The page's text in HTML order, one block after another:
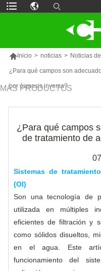
Inicio > noticias > Noticias
¿Para qué campos son
por ósmosis inversa?
MÁS PRODUCTOS
¿Para qué campos
de tratamiento de
Sistemas de
(OI)
Son una tecnología de
utilizada en múltiples
eficientes de filtración y
como sólidos disueltos,
en el agua. Este
funcionamiento del